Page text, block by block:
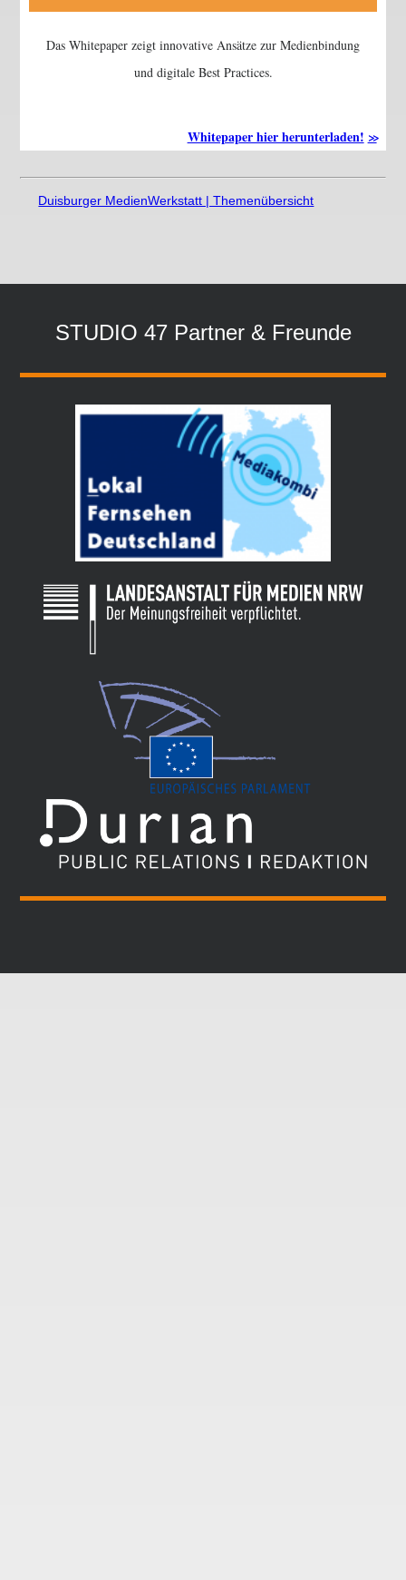
Das Whitepaper zeigt innovative Ansätze zur Medienbindung
und digitale Best Practices.
Whitepaper hier herunterladen!
Duisburger MedienWerkstatt | Themenübersicht
STUDIO 47 Partner & Freunde